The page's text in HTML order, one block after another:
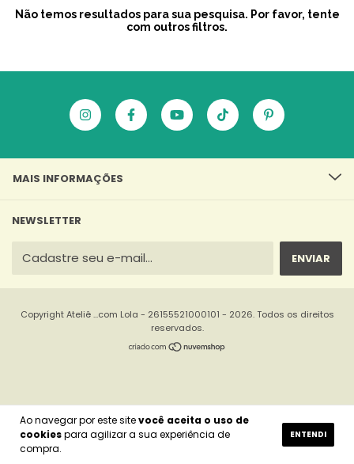
Ao navegar por este sitevocê aceita o uso de
cookiespara agilizar a sua experiência de
compra.
ENTENDI
Não temos resultados para sua pesquisa. Por favor, tente
com outros filtros.
MAIS INFORMAÇÕES
NEWSLETTER
Copyright Ateliê ...com Lola - 26155521000101 - 2026. Todos os direitos
reservados.